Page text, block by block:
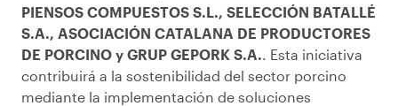
PIENSOS COMPUESTOS S.L., SELECCIÓN BATALLÉ
S.A., ASOCIACIÓN CATALANA DE PRODUCTORES
DE PORCINO y GRUP GEPORK S.A.. Esta iniciativa
contribuirá a la sostenibilidad del sector porcino
mediante la implementación de soluciones